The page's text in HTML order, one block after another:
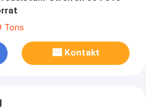
Tons
Kontakt